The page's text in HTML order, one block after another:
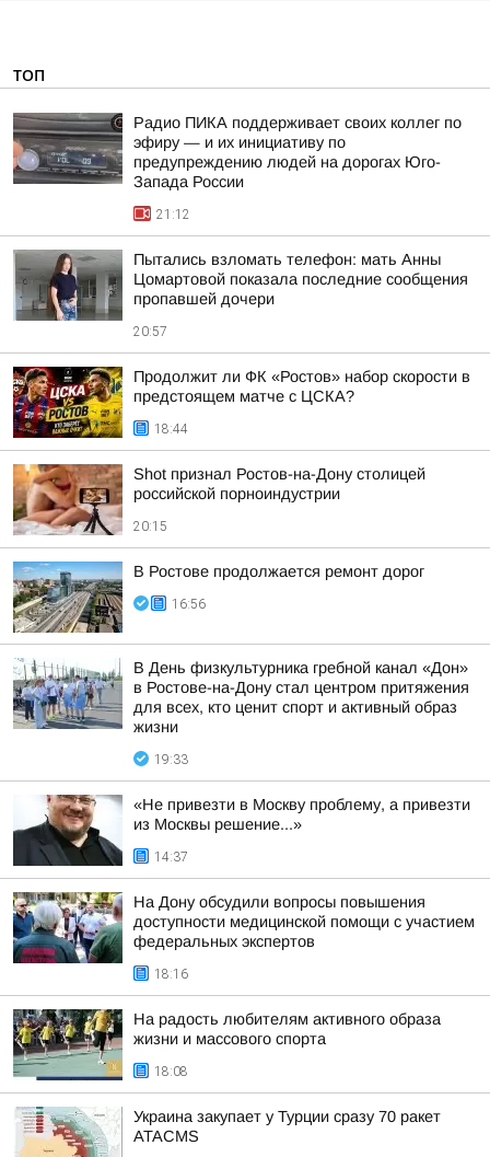
ТОП
Радио ПИКА поддерживает своих коллег по
эфиру — и их инициативу по
предупреждению людей на дорогах Юго-
Запада России
21:12
Пытались взломать телефон: мать Анны
Цомартовой показала последние сообщения
пропавшей дочери
20:57
Продолжит ли ФК «Ростов» набор скорости в
предстоящем матче с ЦСКА?
18:44
Shot признал Ростов-на-Дону столицей
российской порноиндустрии
20:15
В Ростове продолжается ремонт дорог
16:56
В День физкультурника гребной канал «Дон»
в Ростове-на-Дону стал центром притяжения
для всех, кто ценит спорт и активный образ
жизни
19:33
«Не привезти в Москву проблему, а привезти
из Москвы решение...»
14:37
На Дону обсудили вопросы повышения
доступности медицинской помощи с участием
федеральных экспертов
18:16
На радость любителям активного образа
жизни и массового спорта
18:08
Украина закупает у Турции сразу 70 ракет
ATACMS